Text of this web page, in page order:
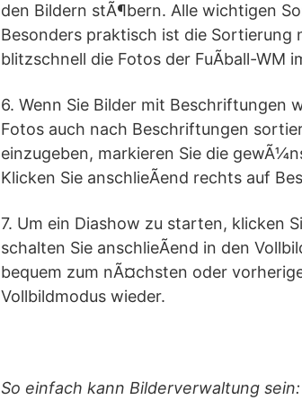
den Bildern stÃ¶bern. Alle wichtigen
Besonders praktisch ist die Sortierung
blitzschnell die Fotos der FuÃball-WM
6. Wenn Sie Bilder mit Beschriftungen
Fotos auch nach Beschriftungen
einzugeben, markieren Sie die
Klicken Sie anschlieÃend rechts auf
7. Um ein Diashow zu starten, klicken
schalten Sie anschlieÃend in den
bequem zum nÃ¤chsten oder
Vollbildmodus wieder.
So einfach kann Bilderverwaltung